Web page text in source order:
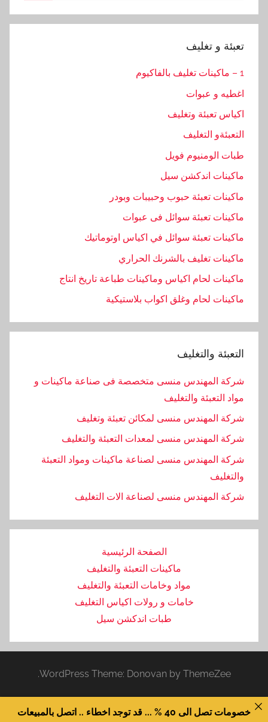
تعبئة و تغليف
1 – ماكينات تغليف بالفاكيوم
اغطيه و عبوات
اكياس تعبئة وتغليف
التعبئةو التغليف
طبات الومنيوم فويل
ماكينات اندكشن سيل
ماكينات تعبئة حبوب وحبيبات وبودر
ماكينات تعبئة سوائل فى عبوات
ماكينات تعبئة سوائل في اكياس اوتوماتيك
ماكينات تغليف بالشرنك الحراري
ماكينات لحام اكياس وماكينات طباعة تاريخ انتاج
ماكينات لحام وغلق اكواب بلاستيكية
التعبئة والتغليف
شركة المهندس منسى متخصصة فى صناعة ماكينات و
مواد التعبئة والتغليف
شركة المهندس منسى لمكائن تعبئة وتغليف
شركة المهندس منسى لمعدات التعبئة والتغليف
شركة المهندس منسى لصناعة ماكينات ومواد التعبئة
والتغليف
‏شركة المهندس منسى لصناعة الات التغليف
الصفحة الرئيسية
ماكينات التعبئة والتغليف
مواد وخامات التعبئة والتغليف
خامات و رولات اكياس التغليف
طبات اندكشن سيل
WordPress Theme: Donovan by ThemeZee.
خصومات تصل الى 40 % ... قد توجد اخطاء .. اتصل بالمبيعات